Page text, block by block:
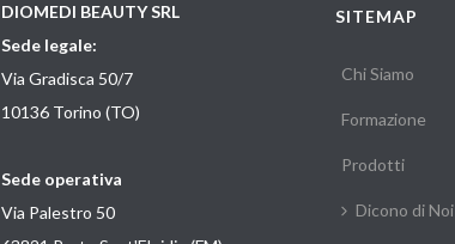
DIOMEDI BEAUTY SRL
Sede legale:
Via Gradisca 50/7
10136 Torino (TO)
Sede operativa
Via Palestro 50
SITEMAP
Chi Siamo
Formazione
Prodotti
Dicono di Noi